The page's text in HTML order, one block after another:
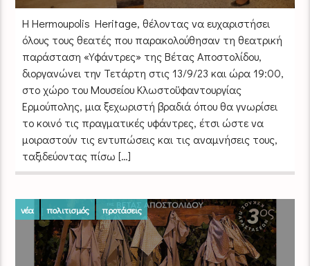
Η Hermoupolis Heritage, θέλοντας να ευχαριστήσει
όλους τους θεατές που παρακολούθησαν τη θεατρική
παράσταση «Υφάντρες» της Βέτας Αποστολίδου,
διοργανώνει την Τετάρτη στις 13/9/23 και ώρα 19:00,
στο χώρο του Μουσείου Κλωστοϋφαντουργίας
Ερμούπολης, μια ξεχωριστή βραδιά όπου θα γνωρίσει
το κοινό τις πραγματικές υφάντρες, έτσι ώστε να
μοιραστούν τις εντυπώσεις και τις αναμνήσεις τους,
ταξιδεύοντας πίσω […]
νέα πολιτισμός προτάσεις